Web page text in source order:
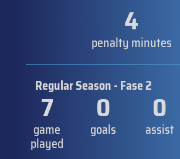
4
penalty minutes
Regular Season - Fase 2
7
game
played
0
goals
0
assist